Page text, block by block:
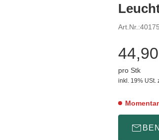
Art.Nr.:
pro Stk
inkl. 19% USt.